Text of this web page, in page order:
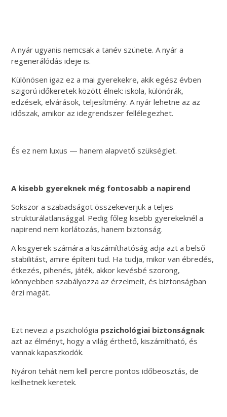
A nyár ugyanis nemcsak a tanév szünete. A nyár a
regenerálódás ideje is.
Különösen igaz ez a mai gyerekekre, akik egész évben
szigorú időkeretek között élnek: iskola, különórák,
edzések, elvárások, teljesítmény. A nyár lehetne az az
időszak, amikor az idegrendszer fellélegezhet.
És ez nem luxus — hanem alapvető szükséglet.
A kisebb gyereknek még fontosabb a napirend
Sokszor a szabadságot összekeverjük a teljes
strukturálatlansággal. Pedig főleg kisebb gyerekeknél a
napirend nem korlátozás, hanem biztonság.
A kisgyerek számára a kiszámíthatóság adja azt a belső
stabilitást, amire építeni tud. Ha tudja, mikor van ébredés,
étkezés, pihenés, játék, akkor kevésbé szorong,
könnyebben szabályozza az érzelmeit, és biztonságban
érzi magát.
Ezt nevezi a pszichológia pszichológiai biztonságnak:
azt az élményt, hogy a világ érthető, kiszámítható, és
vannak kapaszkodók.
Nyáron tehát nem kell percre pontos időbeosztás, de
kellhetnek keretek.